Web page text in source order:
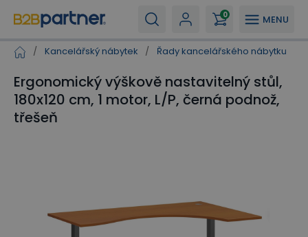
MENU
0
/ Kancelářský nábytek / Řady kancelářského nábytku
Ergonomický výškově nastavitelný stůl,
180x120 cm, 1 motor, L/P, černá podnož,
třešeň